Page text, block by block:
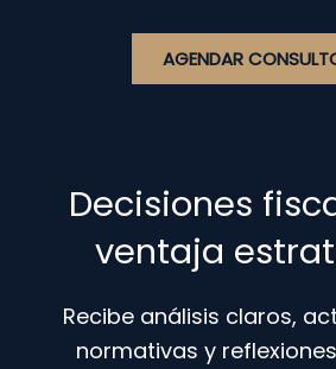
AGENDAR
Decisiones
ventaja
Recibe análisis claros,
normativas y